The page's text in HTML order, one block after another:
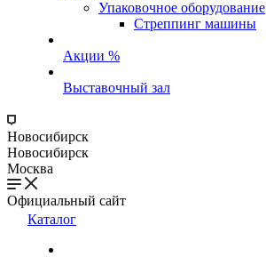
Упаковочное оборудование
Стреппинг машины
Акции %
Выставочный зал
Новосибирск
Новосибирск
Москва
Официальный сайт
Каталог